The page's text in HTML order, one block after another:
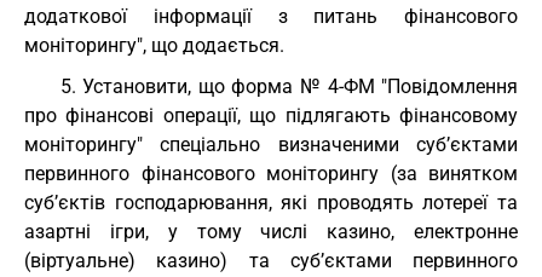
додаткової інформації з питань фінансового
моніторингу", що додається.
5. Установити, що форма № 4-ФМ "Повідомлення
про фінансові операції, що підлягають фінансовому
моніторингу" спеціально визначеними суб’єктами
первинного фінансового моніторингу (за винятком
суб’єктів господарювання, які проводять лотереї та
азартні ігри, у тому числі казино, електронне
(віртуальне) казино) та суб’єктами первинного